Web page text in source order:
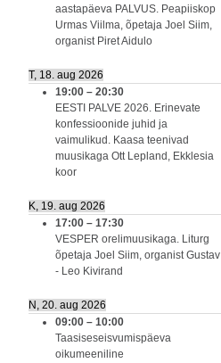
aastapäeva PALVUS. Peapiiskop
Urmas Viilma, õpetaja Joel Siim,
organist Piret Aidulo
T, 18. aug 2026
19:00 – 20:30
EESTI PALVE 2026. Erinevate
konfessioonide juhid ja
vaimulikud. Kaasa teenivad
muusikaga Ott Lepland, Ekklesia
koor
K, 19. aug 2026
17:00 – 17:30
VESPER orelimuusikaga. Liturg
õpetaja Joel Siim, organist Gustav
- Leo Kivirand
N, 20. aug 2026
09:00 – 10:00
Taasiseseisvumispäeva
oikumeeniline